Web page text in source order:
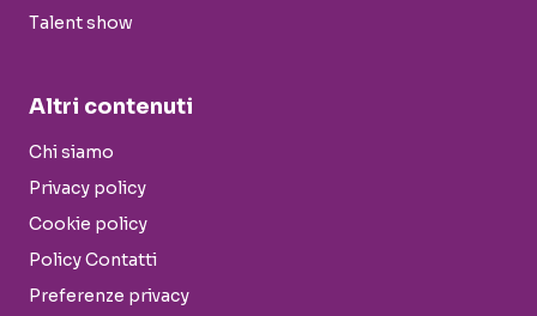
Talent show
Altri contenuti
Chi siamo
Privacy policy
Cookie policy
Policy Contatti
Preferenze privacy